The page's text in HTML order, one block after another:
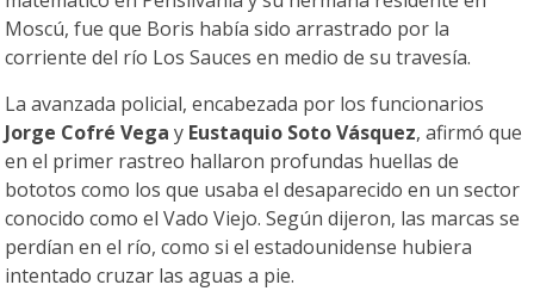
Moscú, fue que Boris había sido arrastrado por la
corriente del río Los Sauces en medio de su travesía.
La avanzada policial, encabezada por los funcionarios
Jorge Cofré Vega y Eustaquio Soto Vásquez, afirmó que
en el primer rastreo hallaron profundas huellas de
bototos como los que usaba el desaparecido en un sector
conocido como el Vado Viejo. Según dijeron, las marcas se
perdían en el río, como si el estadounidense hubiera
intentado cruzar las aguas a pie.